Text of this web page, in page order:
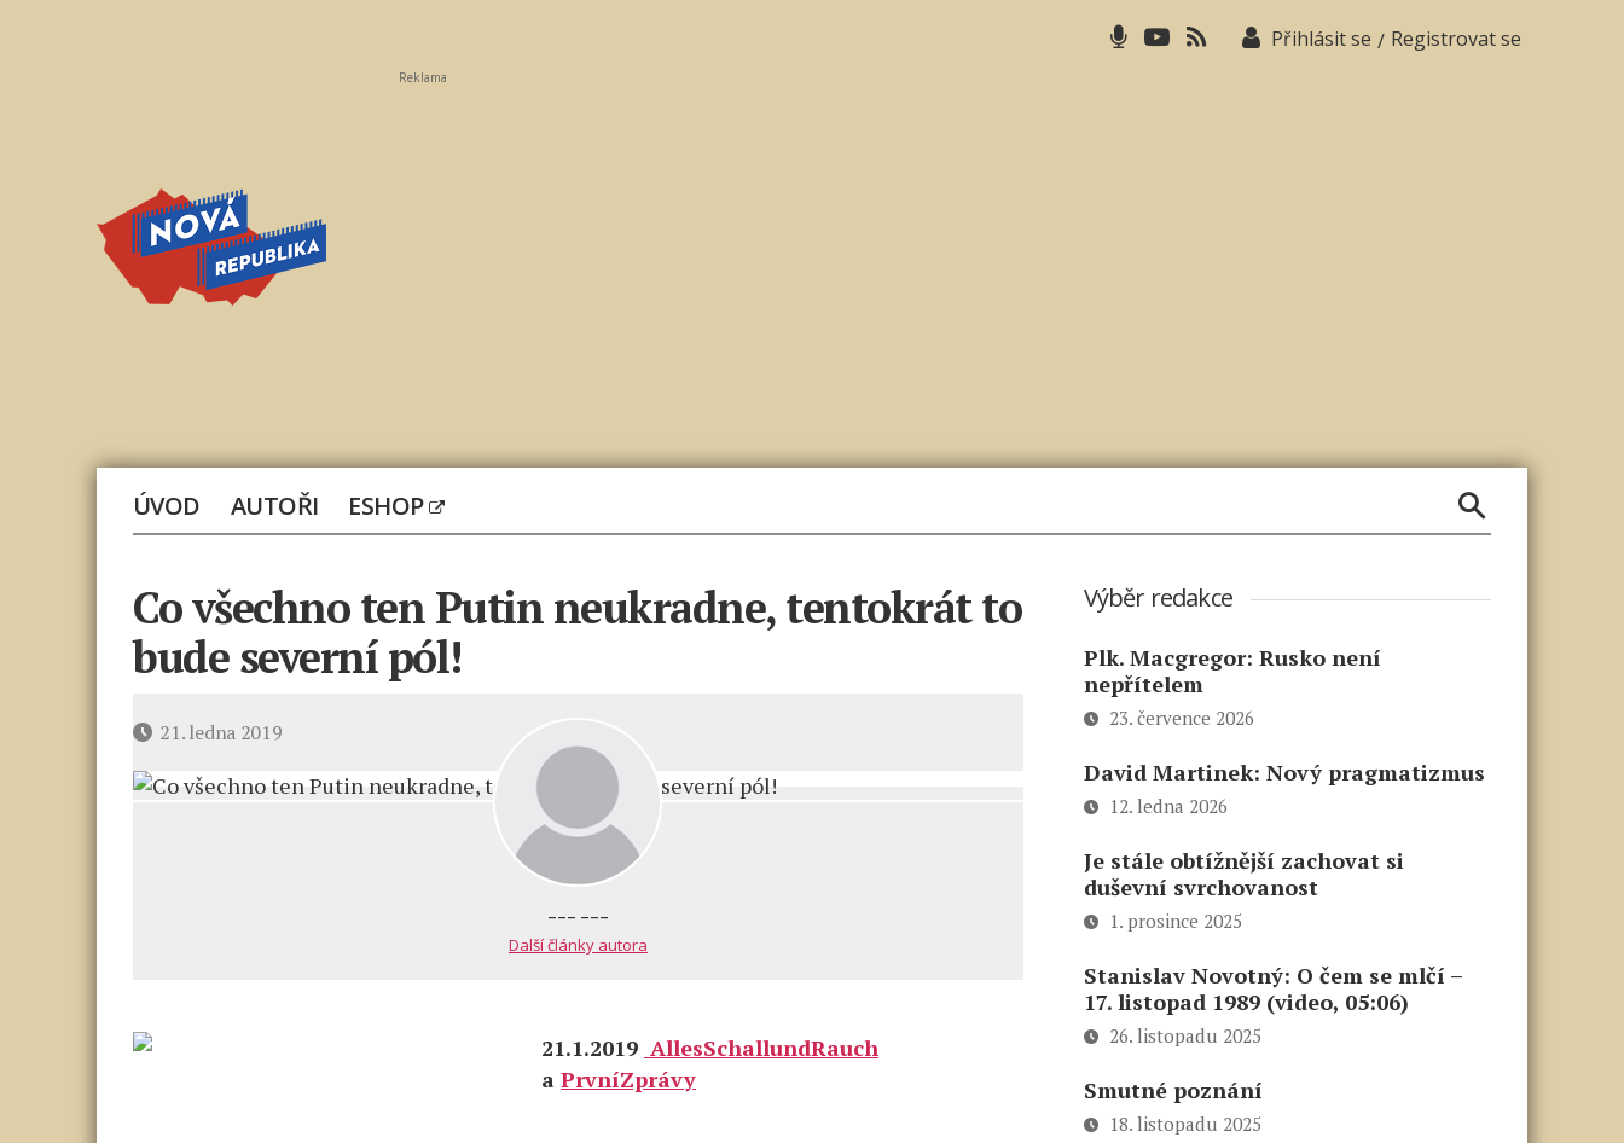
Přihlásit se / Registrovat se
Reklama
ÚVOD AUTOŘI ESHOP
Co všechno ten Putin neukradne, tentokrát to
bude severní pól!
Datum21. ledna 2019
--- ---
Další články autora
21.1.2019 AllesSchallundRauch
a PrvníZprávy
Výběr redakce
Plk. Macgregor: Rusko není
nepřítelem
23. července 2026
David Martinek: Nový pragmatizmus
12. ledna 2026
Je stále obtížnější zachovat si
duševní svrchovanost
1. prosince 2025
Stanislav Novotný: O čem se mlčí –
17. listopad 1989 (video, 05:06)
26. listopadu 2025
Smutné poznání
18. listopadu 2025